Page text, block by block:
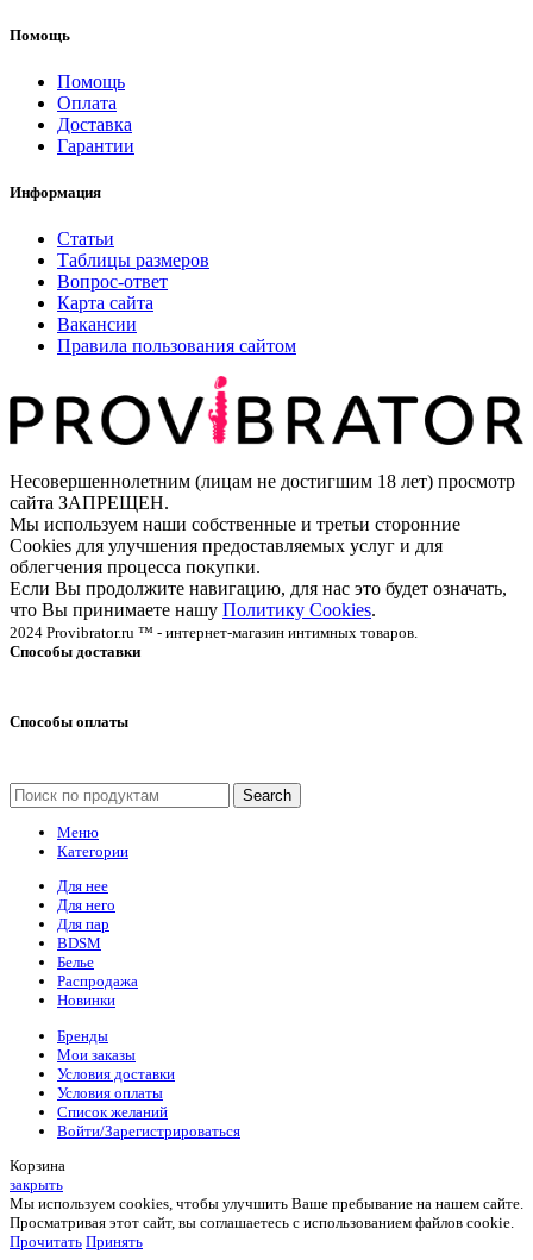
Помощь
Помощь
Оплата
Доставка
Гарантии
Информация
Статьи
Таблицы размеров
Вопрос-ответ
Карта сайта
Вакансии
Правила пользования сайтом
Несовершеннолетним (лицам не достигшим 18 лет) просмотр
сайта ЗАПРЕЩЕН.
Мы используем наши собственные и третьи сторонние
Cookies для улучшения предоставляемых услуг и для
облегчения процесса покупки.
Если Вы продолжите навигацию, для нас это будет означать,
что Вы принимаете нашу Политику Cookies.
2024 Provibrator.ru ™ - интернет-магазин интимных товаров.
Способы доставки
Способы оплаты
Search
Меню
Категории
Для нее
Для него
Для пар
BDSM
Белье
Распродажа
Новинки
Бренды
Мои заказы
Условия доставки
Условия оплаты
Список желаний
Войти/Зарегистрироваться
Корзина
закрыть
Мы используем cookies, чтобы улучшить Ваше пребывание на нашем сайте.
Просматривая этот сайт, вы соглашаетесь с использованием файлов cookie.
Прочитать Принять